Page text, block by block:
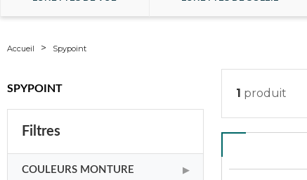
Accueil Spypoint
SPYPOINT
Filtres
COULEURS MONTURE ▶
1 produit